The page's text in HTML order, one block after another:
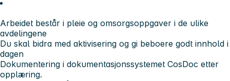
Arbeidet består i pleie og omsorgsoppgaver i de ulike
avdelingene
Du skal bidra med aktivisering og gi beboere godt innhold i
dagen
Dokumentering i dokumentasjonssystemet CosDoc etter
opplæring.